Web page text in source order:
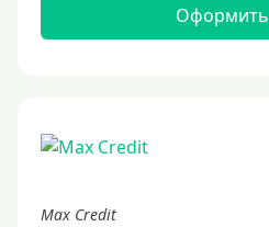
Оформить
Max Credit